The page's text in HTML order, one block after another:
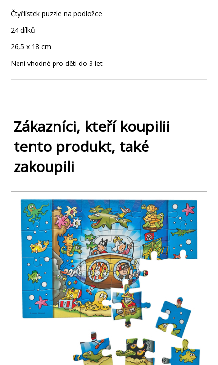
Čtyřlístek puzzle na podložce
24 dílků
26,5 x 18 cm
Není vhodné pro děti do 3 let
Zákazníci, kteří koupilii
tento produkt, také
zakoupili